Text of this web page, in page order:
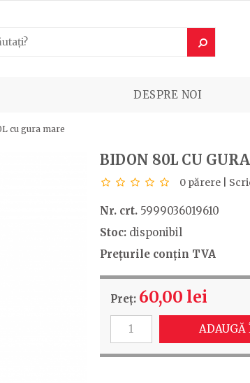
DESPRE NOI
cu gura mare
BIDON 80L CU
0 părere|
Nr. crt.5999036019610
Stoc:disponibil
Prețurile conțin TVA
Preț: 60,00 lei
ADAUGĂ